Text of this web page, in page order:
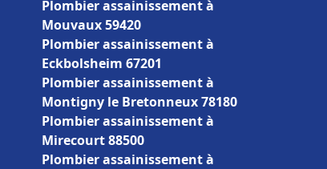
Plombier assainissement à
Mouvaux 59420
Plombier assainissement à
Eckbolsheim 67201
Plombier assainissement à
Montigny le Bretonneux 78180
Plombier assainissement à
Mirecourt 88500
Plombier assainissement à